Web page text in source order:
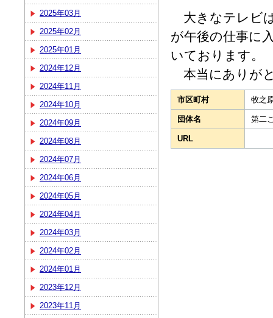
2025年03月
2025年02月
2025年01月
2024年12月
2024年11月
2024年10月
2024年09月
2024年08月
2024年07月
2024年06月
2024年05月
2024年04月
2024年03月
2024年02月
2024年01月
2023年12月
2023年11月
大きなテレビ
が午後の仕事に
いております。
本当にありが
市区町村 牧之
団体名 第二
URL